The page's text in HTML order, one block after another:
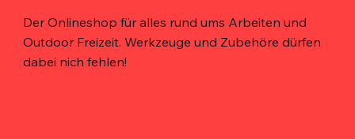
Der Onlineshop für alles rund ums Arbeiten und
Outdoor Freizeit. Werkzeuge und Zubehöre dürfen
dabei nich fehlen!